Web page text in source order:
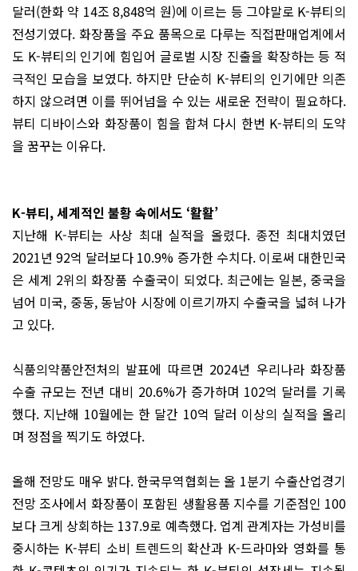
달러(한화 약 14조 8,848억 원)에 이르는 등 그야말로 K-뷰티의
전성기였다. 화장품을 주요 품목으로 다루는 직접판매업계에서
도 K-뷰티의 인기에 힘입어 글로벌 시장 진출을 확장하는 등 적
극적인 모습을 보였다. 하지만 단순히 K-뷰티의 인기에만 의존
하지 않으려면 이를 뛰어넘을 수 있는 새로운 전략이 필요하다.
뷰티 디바이스와 화장품이 힘을 합쳐 다시 한번 K-뷰티의 도약
을 꿈꾸는 이유다.
K-뷰티, 세계적인 불황 속에서도 ‘활활’
지난해 K-뷰티는 사상 최대 실적을 올렸다. 종전 최대치였던
2021년 92억 달러보다 10.9% 증가한 수치다. 이로써 대한민국
은 세계 2위의 화장품 수출국이 되었다. 최근에는 일본, 중국을
넘어 미국, 중동, 동남아 시장에 이르기까지 수출국을 넓혀 나가
고 있다.
식품의약품안전처의 발표에 따르면 2024년 우리나라 화장품
수출 규모는 전년 대비 20.6%가 증가하며 102억 달러를 기록
했다. 지난해 10월에는 한 달간 10억 달러 이상의 실적을 올리
며 정점을 찍기도 하였다.
올해 전망도 매우 밝다. 한국무역협회는 올 1분기 수출산업경기
전망 조사에서 화장품이 포함된 생활용품 지수를 기준점인 100
보다 크게 상회하는 137.9로 예측했다. 업계 관계자는 가성비를
중시하는 K-뷰티 소비 트렌드의 확산과 K-드라마와 영화를 통